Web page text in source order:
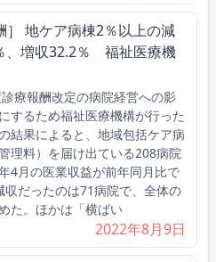
］ 地ケア病棟2％以上の減
、増収32.2％ 福祉医療機
療報酬改定の病院経営への影
するため福祉医療機構が行った
結果によると、地域包括ケア病
理料）を届け出ている208病院
4月の医業収益が前年同月比で
収だったのは71病院で、全体の
た。ほかは「横ばい
2022年8月9日